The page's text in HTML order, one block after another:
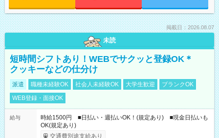
掲載日：2026.08.07
未読
短時間シフトあり！WEBでサクッと登録OK＊
クッキーなどの仕分け
派遣 職種未経験OK 社会人未経験OK 大学生歓迎
ブランクOK
WEB登録・面接OK
給与
時給1500円 ■日払い・週払いOK！(規定あり) ■現金日払いも
OK(規定あり)
交通費別途支給あり